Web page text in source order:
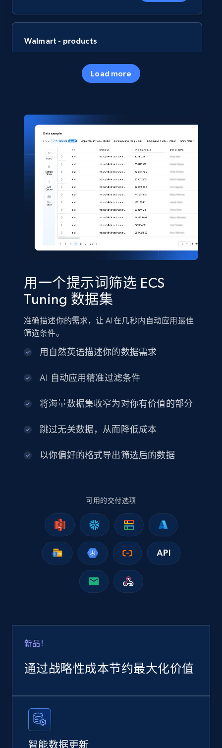
Walmart - products
Specifications, Image urls, Top reviews, and
5.6K+
TikTok Shop
URL, Title, Available, Description, Currency, Initial
price, Final price, Discount percent, and more.
eCommerce
Shein- Products
Product name, Description, Initial price, Final
2.8K+ 388+ 立即购买
Amazon sellers info
2.5K+ 378+ 立即购买
eCommerce
Google Shopping
URL, Product id, Title, Product description,
Load more
用一个提示词筛选 ECS
Tuning 数据集
准确描述你的需求，让 AI 在几秒内自动应用最佳
筛选条件。
用自然英语描述你的数据需求
AI 自动应用精准过滤条件
将海量数据集收窄为对你有价值的部分
跳过无关数据，从而降低成本
以你偏好的格式导出筛选后的数据
可用的交付选项
新品！
通过战略性成本节约最大化价值
智能数据更新